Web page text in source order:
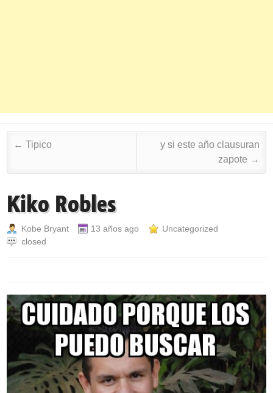
Post navigation
← Tipico
y si este año clausuran
zapote →
Kiko Robles
Kobe Bryant 13 años ago
Uncategorized
closed